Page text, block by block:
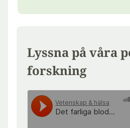
Lyssna på våra
forskning